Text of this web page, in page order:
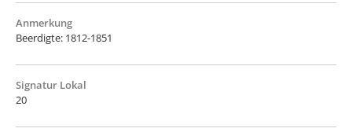
Anmerkung
Beerdigte: 1812-1851
Signatur Lokal
20